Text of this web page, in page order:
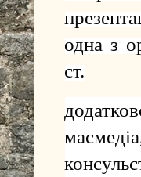
одна з
ст.